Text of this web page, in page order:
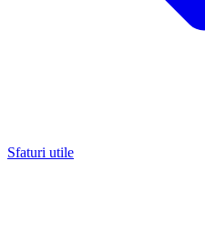
Sfaturi utile